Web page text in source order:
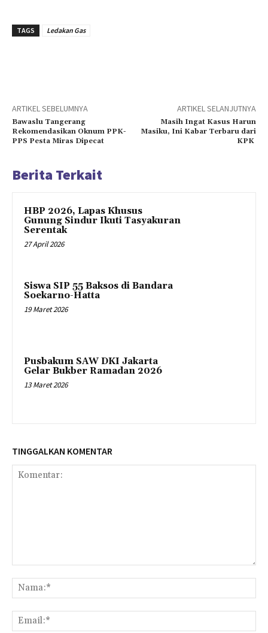
TAGS Ledakan Gas
ARTIKEL SEBELUMNYA
Bawaslu Tangerang
Rekomendasikan Oknum PPK-
PPS Pesta Miras Dipecat
ARTIKEL SELANJUTNYA
Masih Ingat Kasus Harun
Masiku, Ini Kabar Terbaru dari
KPK
Berita Terkait
HBP 2026, Lapas Khusus
Gunung Sindur Ikuti Tasyakuran
Serentak
27 April 2026
Siswa SIP 55 Baksos di Bandara
Soekarno-Hatta
19 Maret 2026
Pusbakum SAW DKI Jakarta
Gelar Bukber Ramadan 2026
13 Maret 2026
TINGGALKAN KOMENTAR